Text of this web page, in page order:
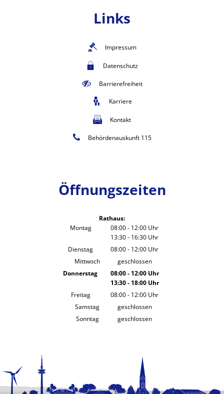
Links
Impressum
Datenschutz
Barrierefreiheit
Karriere
Kontakt
Behördenauskunft 115
Öffnungszeiten
Rathaus:
Montag
08:00- 12:00 Uhr
Von 08:00 bis 12:00 Uhr
13:30- 16:30 Uhr
Von 13:30 bis 16:30 Uhr
Dienstag 08:00- 12:00 Uhr
Von 08:00 bis 12:00 Uhr
Mittwoch
geschlossen
Donnerstag
08:00- 12:00Uhr
Von 08:00 bis 12:00 Uhr
13:30- 18:00Uhr
Von 13:30 bis 18:00 Uhr
Freitag 08:00- 12:00 Uhr
Von 08:00 bis 12:00 Uhr
Samstag
geschlossen
Sonntag
geschlossen